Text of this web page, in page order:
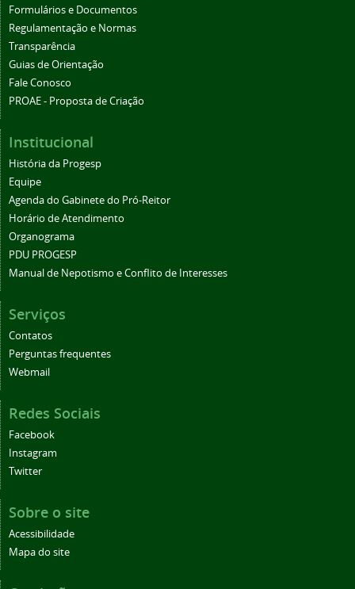
Formulários e Documentos
Regulamentação e Normas
Transparência
Guias de Orientação
Fale Conosco
PROAE - Proposta de Criação
Institucional
História da Progesp
Equipe
Agenda do Gabinete do Pró-Reitor
Horário de Atendimento
Organograma
PDU PROGESP
Manual de Nepotismo e Conflito de Interesses
Serviços
Contatos
Perguntas frequentes
Webmail
Redes Sociais
Facebook
Instagram
Twitter
Sobre o site
Acessibilidade
Mapa do site